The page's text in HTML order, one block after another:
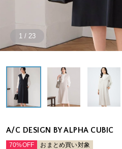
1 / 23
A/C DESIGN BY ALPHA CUBIC
70%OFF おまとめ買い対象